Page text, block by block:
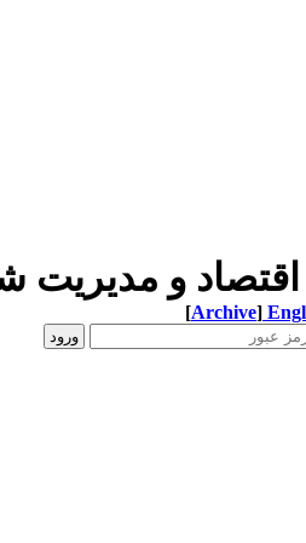
و مدیریت
[Archive]